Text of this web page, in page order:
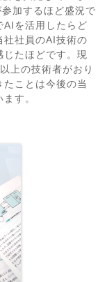
加するほど盛況で
AIを活用したらど
社社員のAI技術の
じたほどです。現
上の技術者がおり
ことは今後の当
す。